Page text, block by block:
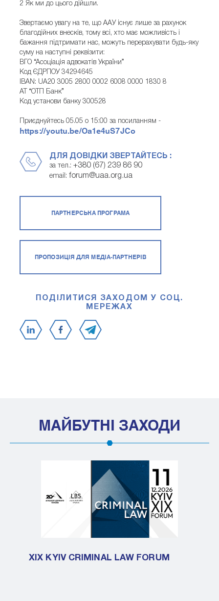
2 Як ми до цього дійшли.
Звертаємо увагу на те, що ААУ існує лише за рахунок
благодійних внесків, тому всі, хто має можливість і
бажання підтримати нас, можуть перерахувати будь-яку
суму на наступні реквізити:
ВГО “Асоціація адвокатів України”
Код ЄДРПОУ 34294645
IBAN: UA20 3005 2800 0002 6008 0000 1830 8
АТ “ОТП Банк”
Код установи банку 300528
Приєднуйтесь 05.05 о 15:00 за посиланням -
https://youtu.be/Oa1e4uS7JCo
ДЛЯ ДОВІДКИ ЗВЕРТАЙТЕСЬ :
за тел.: +380 (67) 239 86 90
email: forum@uaa.org.ua
ПАРТНЕРСЬКА ПРОГРАМА
ПРОПОЗИЦІЯ ДЛЯ МЕДІА-ПАРТНЕРІВ
ПОДІЛИТИСЯ ЗАХОДОМ У СОЦ.
МЕРЕЖАХ
МАЙБУТНІ ЗАХОДИ
XIX KYIV CRIMINAL LAW FORUM